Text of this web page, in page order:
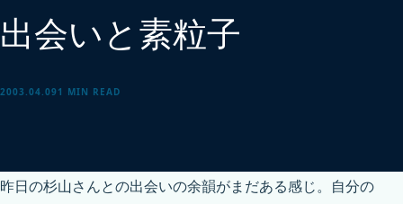
出会いと素粒子
2003.04.091 MIN READ
昨日の杉山さんとの出会いの余韻がまだある感じ。自分の